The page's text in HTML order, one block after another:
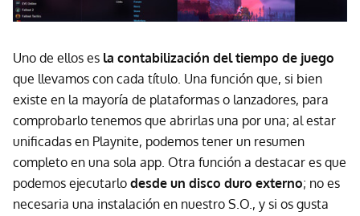
Uno de ellos es la contabilización del tiempo de juego
que llevamos con cada título. Una función que, si bien
existe en la mayoría de plataformas o lanzadores, para
comprobarlo tenemos que abrirlas una por una; al estar
unificadas en Playnite, podemos tener un resumen
completo en una sola app. Otra función a destacar es que
podemos ejecutarlo desde un disco duro externo; no es
necesaria una instalación en nuestro S.O., y si os gusta